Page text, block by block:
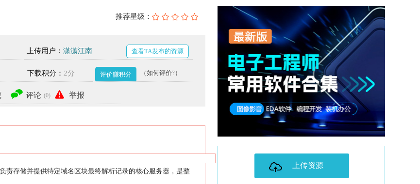
推荐星级：
上传用户： 潇潇江南 查看TA发布的资源
下载积分： 2分 评价赚积分 （如何评价?）
评论 (0) 举报
责存储并提供特定域名区块最终解析记录的核心服务器，是整
上传资源